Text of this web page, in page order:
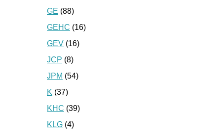
GE (88)
GEHC (16)
GEV (16)
JCP (8)
JPM (54)
K (37)
KHC (39)
KLG (4)